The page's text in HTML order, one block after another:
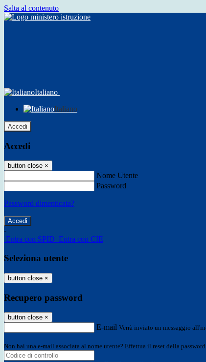
Salta al contenuto
Italiano
Italiano
Accedi
Accedi
button close ×
Nome Utente
Password
Password dimenticata?
-
Entra con SPID Entra con CIE
Seleziona utente
button close ×
Recupero password
button close ×
E-mail Verrà inviato un messaggio
Non hai una e-mail associata al nome utente? Effettua il reset della